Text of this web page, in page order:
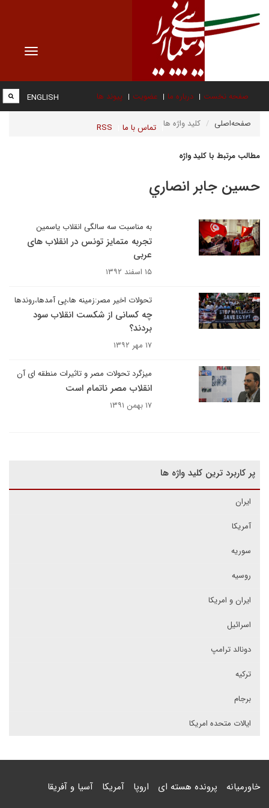
Toggle
صفحه نخست درباره ما عضویت پیوند ها
تماس با ما RSS
ENGLISH
صفحه‌اصلی کلید واژه ها
مطالب مرتبط با کلید واژه
حسين جابر انصاري
به مناسبت سه سالگی انقلاب یاسمین
تجربه متمایز تونس در انقلاب های
عربی
۱۵ اسفند ۱۳۹۲
تحولات اخیر مصر:زمینه ها،پی آمدها،روندها
چه کسانی از شکست انقلاب سود
بردند؟
۱۷ مهر ۱۳۹۲
میزگرد تحولات مصر و تاثیرات منطقه ای آن
انقلاب مصر ناتمام است
۱۷ بهمن ۱۳۹۱
پر کاربرد ترین کلید واژه ها
ایران
آمریکا
سوریه
روسیه
ایران و امریکا
اسرائیل
دونالد ترامپ
ترکیه
برجام
ایالات متحده امریکا
خاورمیانه پرونده هسته ای اروپا آمریکا آسیا و آفریقا